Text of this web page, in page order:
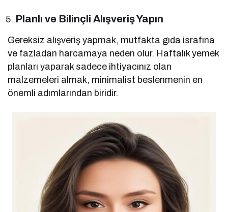
Planlı ve Bilinçli Alışveriş Yapın
Gereksiz alışveriş yapmak, mutfakta gıda israfına
ve fazladan harcamaya neden olur. Haftalık yemek
planları yaparak sadece ihtiyacınız olan
malzemeleri almak, minimalist beslenmenin en
önemli adımlarından biridir.